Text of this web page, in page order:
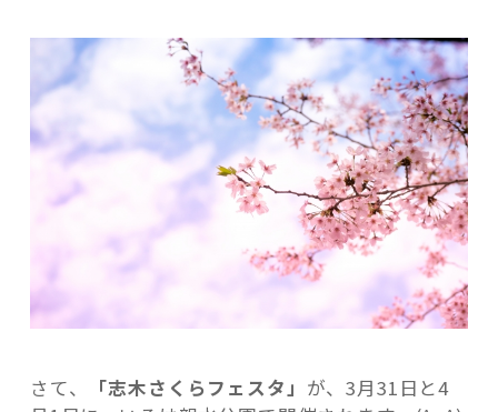
記事検索
ら
ェ
ス
タ
参
加
出
さて、 「志木さくらフェスタ」 が、3月31日と4